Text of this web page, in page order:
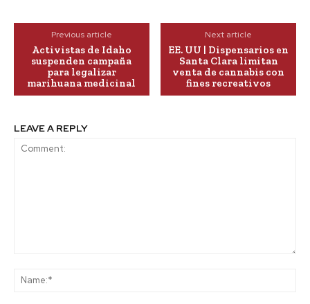
Previous article
Activistas de Idaho
suspenden campaña
para legalizar
marihuana medicinal
Next article
EE. UU | Dispensarios en
Santa Clara limitan
venta de cannabis con
fines recreativos
LEAVE A REPLY